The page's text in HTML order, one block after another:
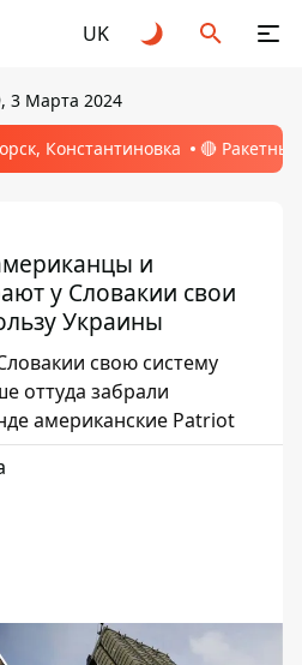
UK
3 Марта 2024
Константиновка 🔴
и
у Словакии свои
Украины
свою систему
оттуда забрали
американские Patriot